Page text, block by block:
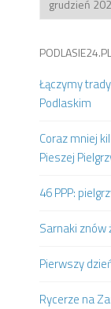
PODLASIE24.PL
Łączymy
Podlaskim
Coraz mniej
Pieszej
46 PPP:
Sarnaki znów
Pierwszy
Rycerze na